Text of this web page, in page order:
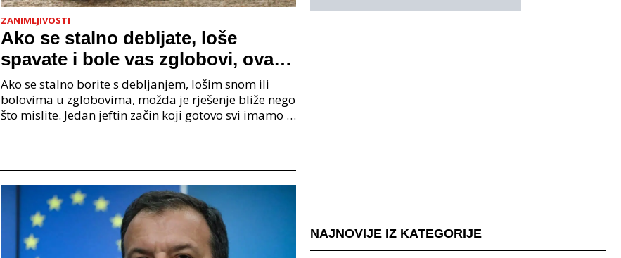
ZANIMLJIVOSTI
Ako se stalno debljate, loše
spavate i bole vas zglobovi, ovaj
jeftini začin bi mogao biti rješenje
Ako se stalno borite s debljanjem, lošim snom ili
bolovima u zglobovima, možda je rješenje bliže nego
što mislite. Jedan jeftin začin koji gotovo svi imamo u
NAJNOVIJE IZ KATEGORIJE